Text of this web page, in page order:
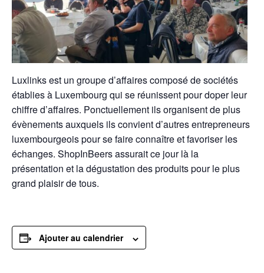
Luxlinks est un groupe d’affaires composé de sociétés
établies à Luxembourg qui se réunissent pour doper leur
chiffre d’affaires. Ponctuellement ils organisent de plus
évènements auxquels ils convient d’autres entrepreneurs
luxembourgeois pour se faire connaître et favoriser les
échanges. ShopInBeers assurait ce jour là la
présentation et la dégustation des produits pour le plus
grand plaisir de tous.
Ajouter au calendrier